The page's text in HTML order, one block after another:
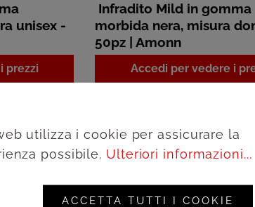
unisex -
prezzi
Infradito Mild in gomma
morbida nera, misura
50pz | Amonn
Accedi per vedere i
utilizza i cookie per assicurare la
possibile. Ulteriori informazioni...
ACCETTA TUTTI I COOKIE